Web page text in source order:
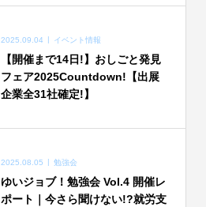
2025.09.04 イベント情報
【開催まで14日!】おしごと発見
フェア2025Countdown!【出展
企業全31社確定!】
2025.08.05 勉強会
ゆいジョブ！勉強会 Vol.4 開催レ
ポート｜今さら聞けない!?就労支